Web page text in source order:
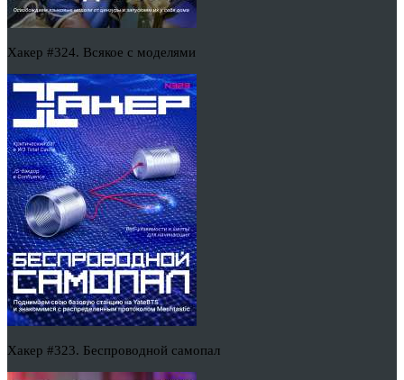
Хакер #324. Всякое с моделями
Хакер #323. Беспроводной самопал